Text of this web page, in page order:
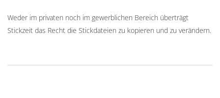
Weder im privaten noch im gewerblichen Bereich überträgt
Stickzeit das Recht die Stickdateien zu kopieren und zu verändern.